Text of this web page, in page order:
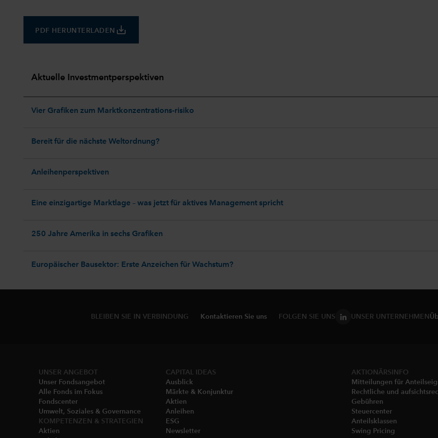
PDF HERUNTERLADEN save_alt
Aktuelle Investmentperspektiven
Vier Grafiken zum Marktkonzentrations-risiko
Bereit für die nächste Weltordnung?
Anleihenperspektiven
Eine einzigartige Marktlage – was jetzt für aktives Management spricht
250 Jahre Amerika in sechs Grafiken
Europäischer Bausektor: Erste Anzeichen für Wachstum?
BLEIBEN SIE IN VERBINDUNG Kontaktieren Sie uns FOLGEN SIE UNS UNSER UNTERNEHMEN
UNSER ANGEBOT
Unser Fondsangebot
Alle Fonds im Fokus
Fondscenter
Umwelt, Soziales & Governance
KOMPETENZEN & STRATEGIEN
Aktien
CAPITAL IDEAS
Ausblick
Märkte & Konjunktur
Aktien
Anleihen
ESG
Newsletter
AKTIONÄRSINFO
Mitteilungen für
Rechtliche und
Gebühren​
Steuercenter
Anteilsklassen
Swing Pricing